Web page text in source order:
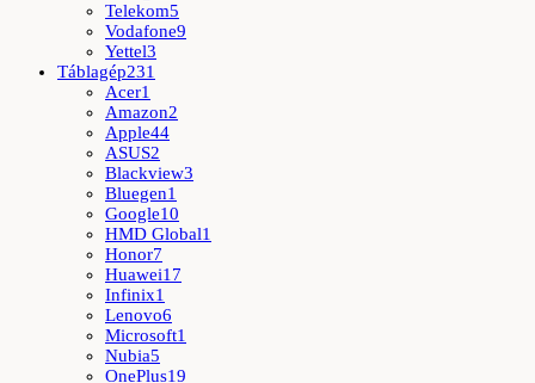
Telekom5
Vodafone9
Yettel3
Táblagép231
Acer1
Amazon2
Apple44
ASUS2
Blackview3
Bluegen1
Google10
HMD Global1
Honor7
Huawei17
Infinix1
Lenovo6
Microsoft1
Nubia5
OnePlus19